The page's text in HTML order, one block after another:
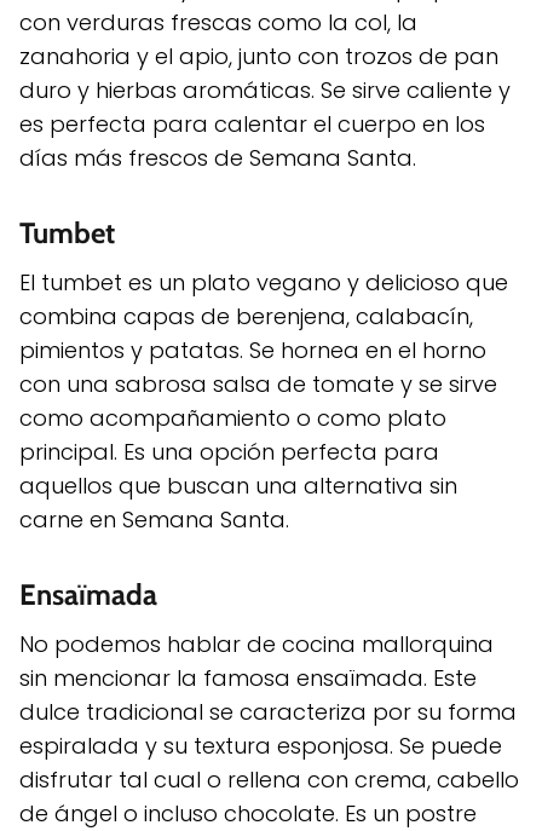
con verduras frescas como la col, la
zanahoria y el apio, junto con trozos de pan
duro y hierbas aromáticas. Se sirve caliente y
es perfecta para calentar el cuerpo en los
días más frescos de Semana Santa.
Tumbet
El tumbet es un plato vegano y delicioso que
combina capas de berenjena, calabacín,
pimientos y patatas. Se hornea en el horno
con una sabrosa salsa de tomate y se sirve
como acompañamiento o como plato
principal. Es una opción perfecta para
aquellos que buscan una alternativa sin
carne en Semana Santa.
Ensaïmada
No podemos hablar de cocina mallorquina
sin mencionar la famosa ensaïmada. Este
dulce tradicional se caracteriza por su forma
espiralada y su textura esponjosa. Se puede
disfrutar tal cual o rellena con crema, cabello
de ángel o incluso chocolate. Es un postre